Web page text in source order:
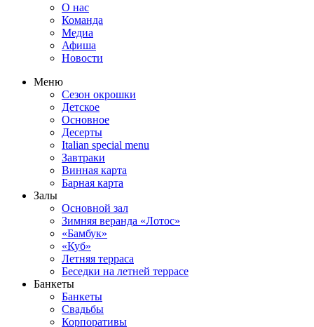
О нас
Команда
Медиа
Афиша
Новости
Меню
Сезон окрошки
Детское
Основное
Десерты
Italian special menu
Завтраки
Винная карта
Барная карта
Залы
Основной зал
Зимняя веранда «Лотос»
«Бамбук»
«Куб»
Летняя терраса
Беседки на летней террасе
Банкеты
Банкеты
Свадьбы
Корпоративы